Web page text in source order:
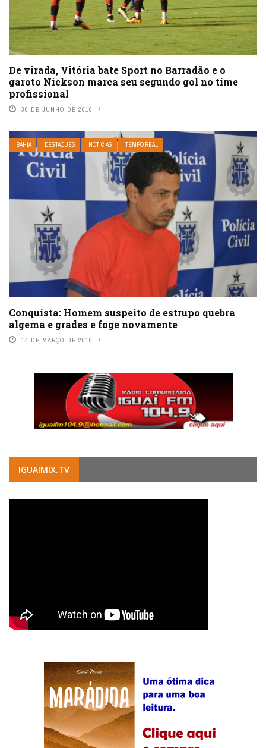
De virada, Vitória bate Sport no Barradão e o
garoto Nickson marca seu segundo gol no time
profissional
30 DE JUNHO DE 2016
BAHIA DESTAQUES NOTÍCIAS TEMPO REAL
Conquista: Homem suspeito de estrupo quebra
algema e grades e foge novamente
14 DE MARÇO DE 2016
IGUAIMIX.TV